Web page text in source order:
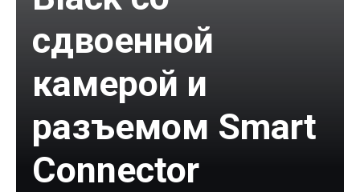
сдвоенной
камерой и
разъемом Smart
Connector